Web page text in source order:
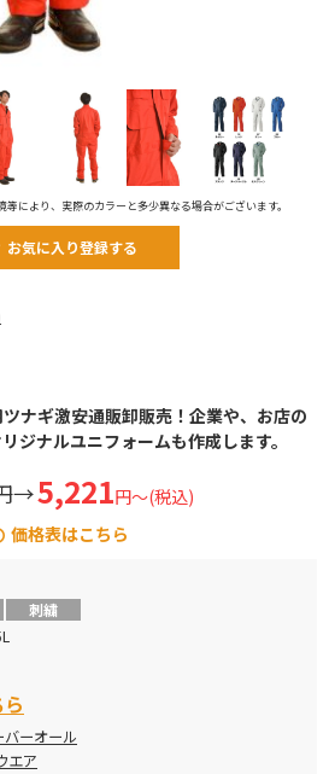
により、実際のカラーと多少異なる場合がございます。
お気に入り登録する
ナギ激安通販卸販売！企業や、お店の
ジナルユニフォームも作成します。
→5,221円～(税込)
価格表はこちら
→
刺繍
ーオール
エア